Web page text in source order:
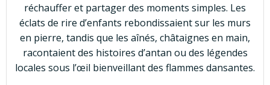
réchauffer et partager des moments simples. Les
éclats de rire d’enfants rebondissaient sur les murs
en pierre, tandis que les aînés, châtaignes en main,
racontaient des histoires d’antan ou des légendes
locales sous l’œil bienveillant des flammes dansantes.